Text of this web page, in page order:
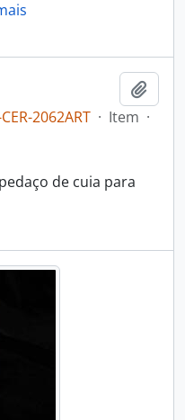
2062ART · Item ·
de cuia para